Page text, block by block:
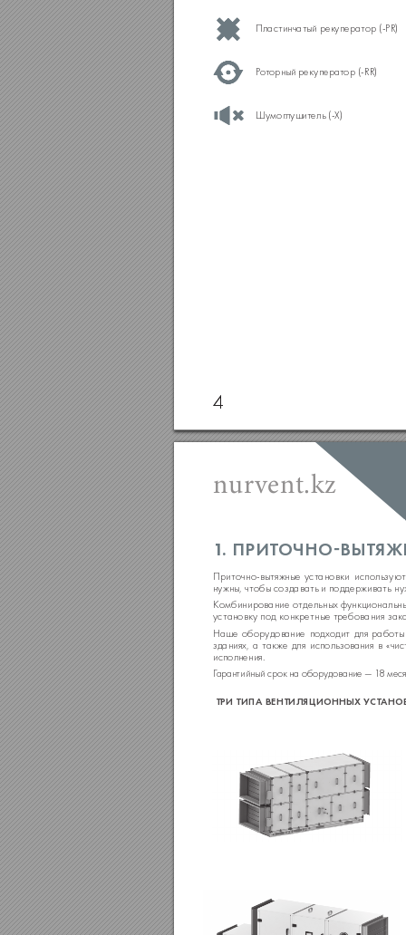
4
Пластинчатый рекуператор (-PR)
Роторный рекуператор (-RR)
Шумоглушитель (-X)
4
nurvent.kz
1.
Приточно-вытяжные установки
нужны, чтобы создавать и поддерживать
Комбинирование отдельных
установку под конкретные требования
Наше оборудование подходит для
зданиях, а также для использования в
исполнения.
Гарантийный срок на оборудование — 18
ТРИ ТИПА ВЕНТИЛЯЦИОННЫХ